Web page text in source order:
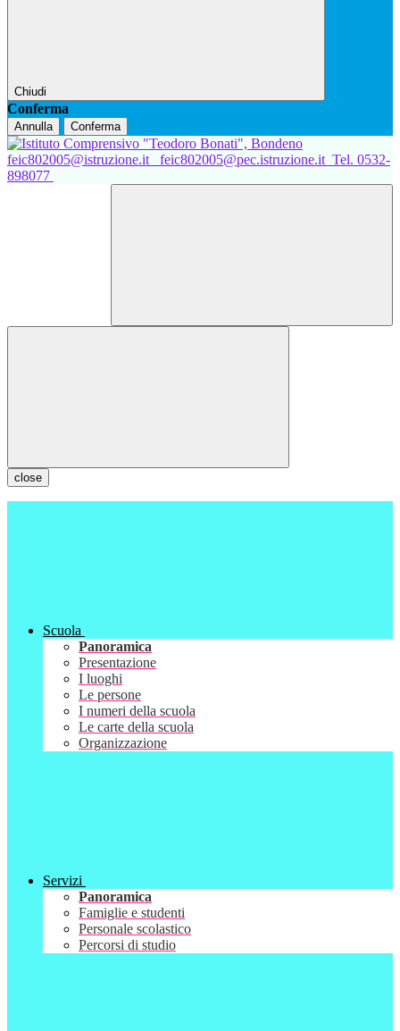
Chiudi
Conferma
Annulla Conferma
feic802005@istruzione.it feic802005@pec.istruzione.it Tel. 0532-
898077
close
Scuola
Panoramica
Presentazione
I luoghi
Le persone
I numeri della scuola
Le carte della scuola
Organizzazione
Servizi
Panoramica
Famiglie e studenti
Personale scolastico
Percorsi di studio